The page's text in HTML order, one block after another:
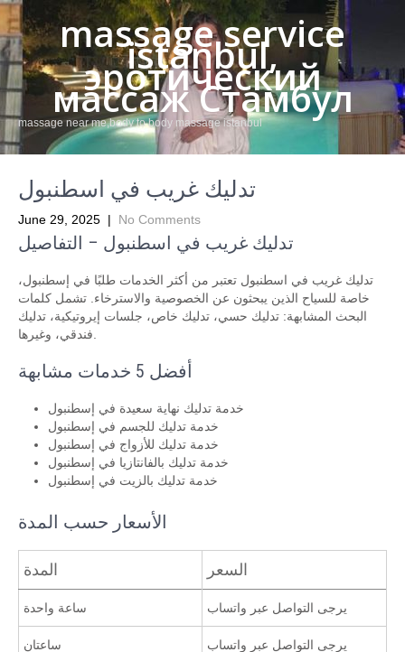
massage service
istanbul,
эротический
массаж Стамбул
massage near me,body to body massage istanbul
تدليك غريب في اسطنبول
June 29, 2025 | No Comments
تدليك غريب في اسطنبول – التفاصيل
تدليك غريب في اسطنبول تعتبر من أكثر الخدمات طلبًا في إسطنبول،
خاصة للسياح الذين يبحثون عن الخصوصية والاسترخاء. تشمل كلمات
البحث المشابهة: تدليك حسي، تدليك خاص، جلسات إيروتيكية، تدليك
أفضل 5 خدمات مشابهة
خدمة تدليك نهاية سعيدة في إسطنبول
خدمة تدليك للجسم في إسطنبول
خدمة تدليك للأزواج في إسطنبول
خدمة تدليك بالفانتازيا في إسطنبول
خدمة تدليك بالزيت في إسطنبول
الأسعار حسب المدة
المدة السعر
ساعة واحدة يرجى التواصل عبر واتساب
ساعتان يرجى التواصل عبر واتساب